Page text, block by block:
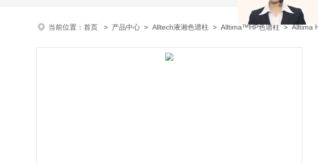
当前位置： 首页 > 产品中心 > Alltech液湘色谱柱 > Alltima™HP色谱柱> Alltima